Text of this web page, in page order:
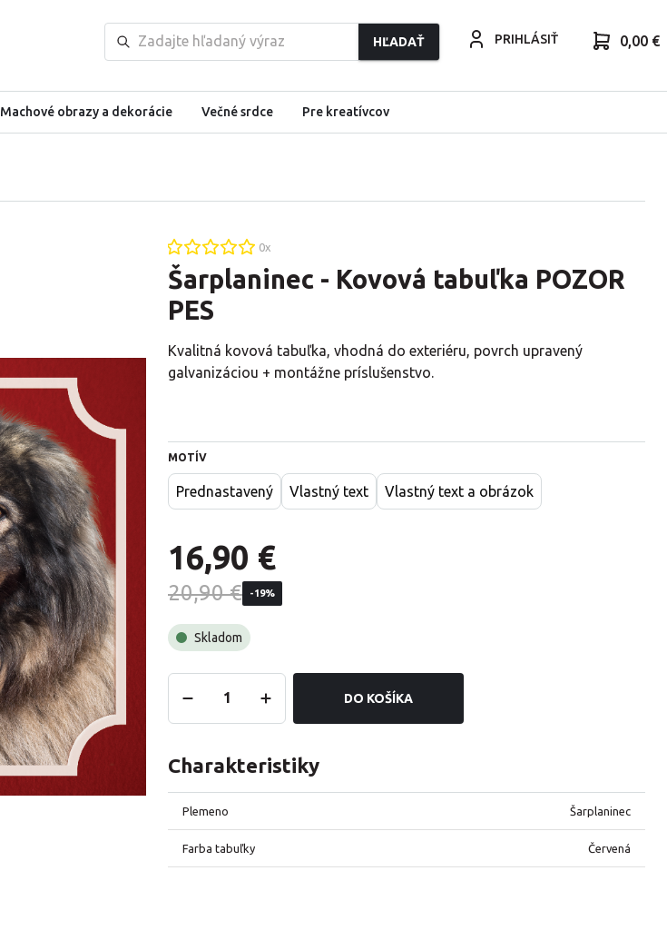
HĽADAŤ PRIHLÁSIŤ 0,00 €
Machové obrazy a dekorácie Večné srdce Pre kreatívcov
0x
Šarplaninec - Kovová tabuľka POZOR
PES
Kvalitná kovová tabuľka, vhodná do exteriéru, povrch upravený
galvanizáciou + montážne príslušenstvo.
MOTÍV
Prednastavený Vlastný text Vlastný text a obrázok
16,90 €
20,90 € -19%
Skladom
DO KOŠÍKA
Charakteristiky
Plemeno Šarplaninec
Farba tabuľky Červená